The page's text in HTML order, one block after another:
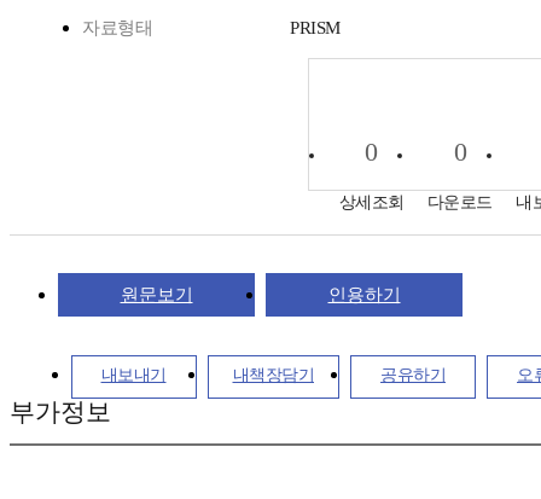
자료형태 PRISM
0
상세조회
0
다운로드 내
원문보기 인용하기
내보내기 내책장담기 공유하기 오
부가정보